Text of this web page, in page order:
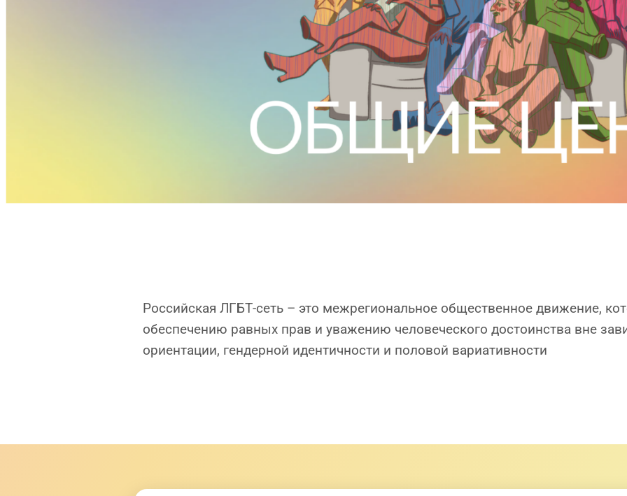
Российская ЛГБТ-сеть – это межрегиональное общественное движение,
обеспечению равных прав и уважению человеческого достоинства вне
ориентации, гендерной идентичности и половой вариативности